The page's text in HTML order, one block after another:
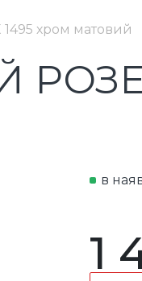
1495 хром матовий
в
1